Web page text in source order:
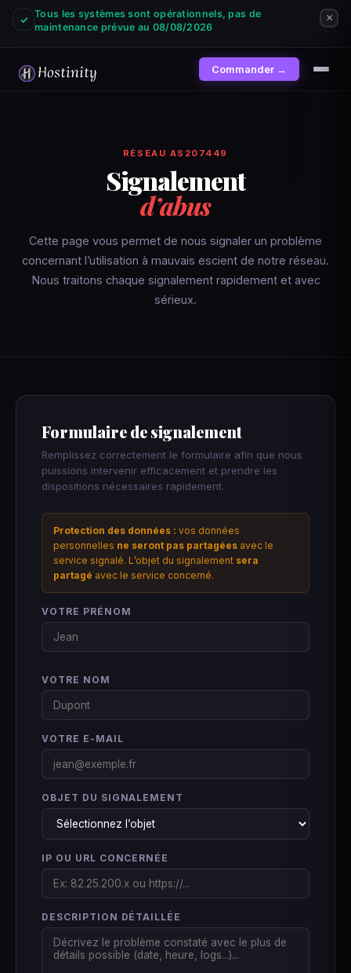
✓ Tous les systèmes sont opérationnels, pas de
maintenance prévue au 08/08/2026
×
Commander →
RÉSEAU AS207449
Signalement
d’abus
Cette page vous permet de nous signaler un problème
concernant l’utilisation à mauvais escient de notre réseau.
Nous traitons chaque signalement rapidement et avec
sérieux.
Formulaire de signalement
Remplissez correctement le formulaire afin que nous
puissions intervenir efficacement et prendre les
dispositions nécessaires rapidement.
Protection des données : vos données
personnelles ne seront pas partagées avec le
service signalé. L’objet du signalement sera
partagé avec le service concerné.
VOTRE PRÉNOM
VOTRE NOM
VOTRE E-MAIL
OBJET DU SIGNALEMENT
IP OU URL CONCERNÉE
DESCRIPTION DÉTAILLÉE